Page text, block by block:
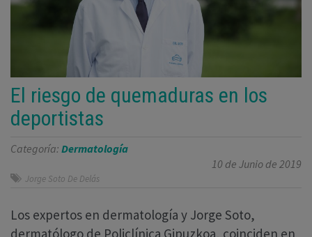
El riesgo de quemaduras en los
deportistas
Categoría: Dermatología
10 de Junio de 2019
Jorge Soto De Delás
Los expertos en dermatología y Jorge Soto,